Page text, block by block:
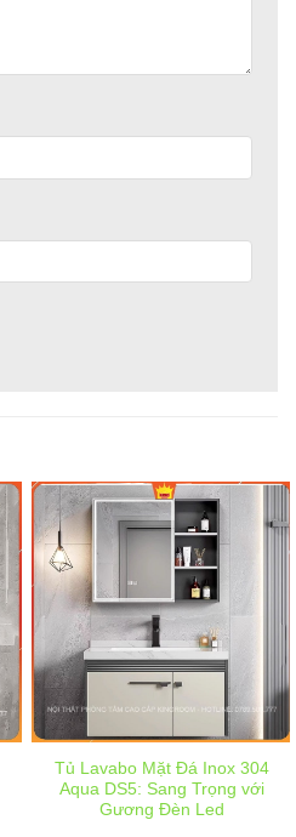
Tủ Lavabo Mặt Đá Inox 304
Aqua DS5: Sang Trọng với
Gương Đèn Led